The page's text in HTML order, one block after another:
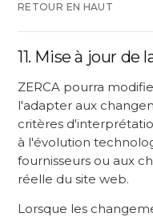
RETOUR EN HAUT
11. Mise à jour
ZERCA pourra
l'adapter aux
critères
à l'évolution
fournisseurs ou aux
réelle du site web.
Lorsque les